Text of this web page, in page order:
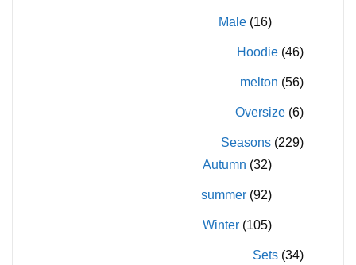
Male (16)
Hoodie (46)
melton (56)
Oversize (6)
Seasons (229)
Autumn (32)
summer (92)
Winter (105)
Sets (34)